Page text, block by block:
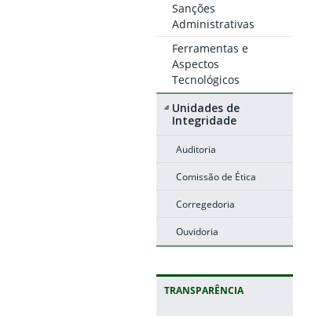
Sanções
Administrativas
Ferramentas e
Aspectos
Tecnológicos
Unidades de
Integridade
Auditoria
Comissão de Ética
Corregedoria
Ouvidoria
TRANSPARÊNCIA